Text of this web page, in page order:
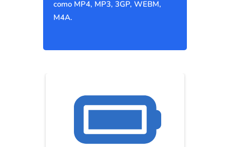
como MP4, MP3, 3GP, WEBM,
M4A.